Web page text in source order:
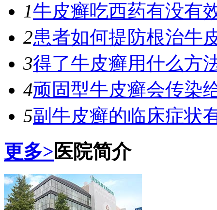
1牛皮癣吃西药有没有
2患者如何提防根治牛
3得了牛皮癣用什么方
4顽固型牛皮癣会传染
5副牛皮癣的临床症状
更多> 医院简介